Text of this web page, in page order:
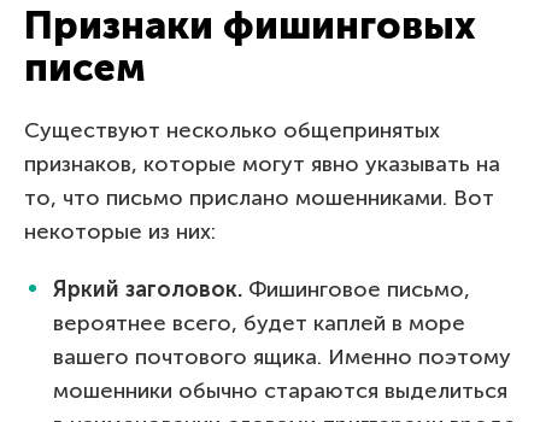
Признаки фишинговых
писем
Существуют несколько общепринятых
признаков, которые могут явно указывать на
то, что письмо прислано мошенниками. Вот
некоторые из них:
Яркий заголовок. Фишинговое письмо,
вероятнее всего, будет каплей в море
вашего почтового ящика. Именно поэтому
мошенники обычно стараются выделиться